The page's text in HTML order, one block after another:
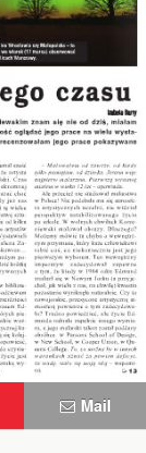
Mail